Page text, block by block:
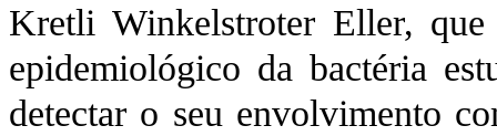
Kretli Winkelstroter Eller,
epidemiológico da bactéria
detectar o seu envolvimento